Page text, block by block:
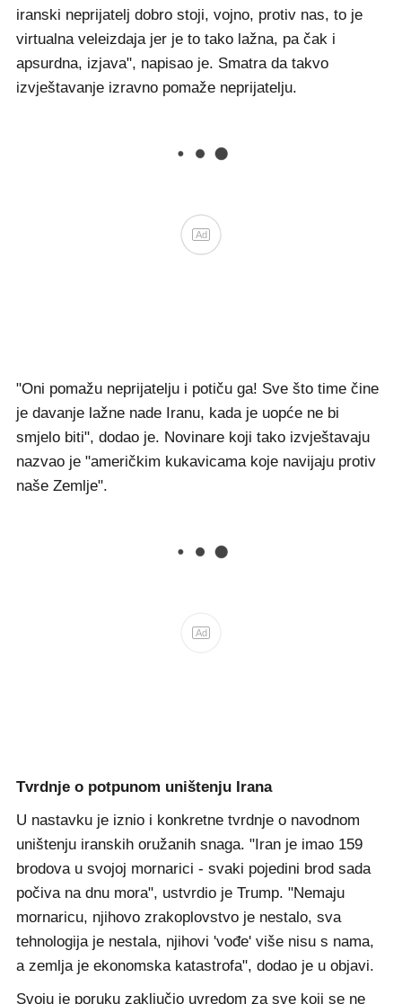
iranski neprijatelj dobro stoji, vojno, protiv nas, to je
virtualna veleizdaja jer je to tako lažna, pa čak i
apsurdna, izjava", napisao je. Smatra da takvo
izvještavanje izravno pomaže neprijatelju.
Ad
"Oni pomažu neprijatelju i potiču ga! Sve što time čine
je davanje lažne nade Iranu, kada je uopće ne bi
smjelo biti", dodao je. Novinare koji tako izvještavaju
nazvao je "američkim kukavicama koje navijaju protiv
naše Zemlje".
Ad
Tvrdnje o potpunom uništenju Irana
U nastavku je iznio i konkretne tvrdnje o navodnom
uništenju iranskih oružanih snaga. "Iran je imao 159
brodova u svojoj mornarici - svaki pojedini brod sada
počiva na dnu mora", ustvrdio je Trump. "Nemaju
mornaricu, njihovo zrakoplovstvo je nestalo, sva
tehnologija je nestala, njihovi 'vođe' više nisu s nama,
a zemlja je ekonomska katastrofa", dodao je u objavi.
Svoju je poruku zaključio uvredom za sve koji se ne